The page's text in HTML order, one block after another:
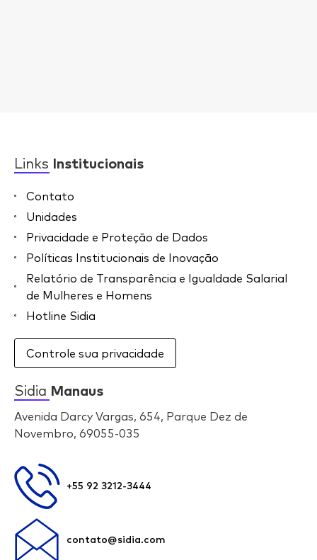
Links Institucionais
Contato
Unidades
Privacidade e Proteção de Dados
Políticas Institucionais de Inovação
Relatório de Transparência e Igualdade Salarial
de Mulheres e Homens
Hotline Sidia
Controle sua privacidade
Sidia Manaus
Avenida Darcy Vargas, 654, Parque Dez de
Novembro, 69055-035
+55 92 3212-3444
contato@sidia.com